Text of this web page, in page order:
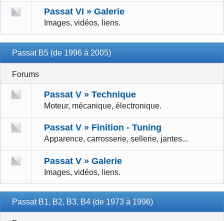
Passat VI » Galerie
Images, vidéos, liens.
Passat B5 (de 1996 à 2005)
Forums
Passat V » Technique
Moteur, mécanique, électronique.
Passat V » Finition - Tuning
Apparence, carrosserie, sellerie, jantes...
Passat V » Galerie
Images, vidéos, liens.
Passat B1, B2, B3, B4 (de 1973 à 1996)